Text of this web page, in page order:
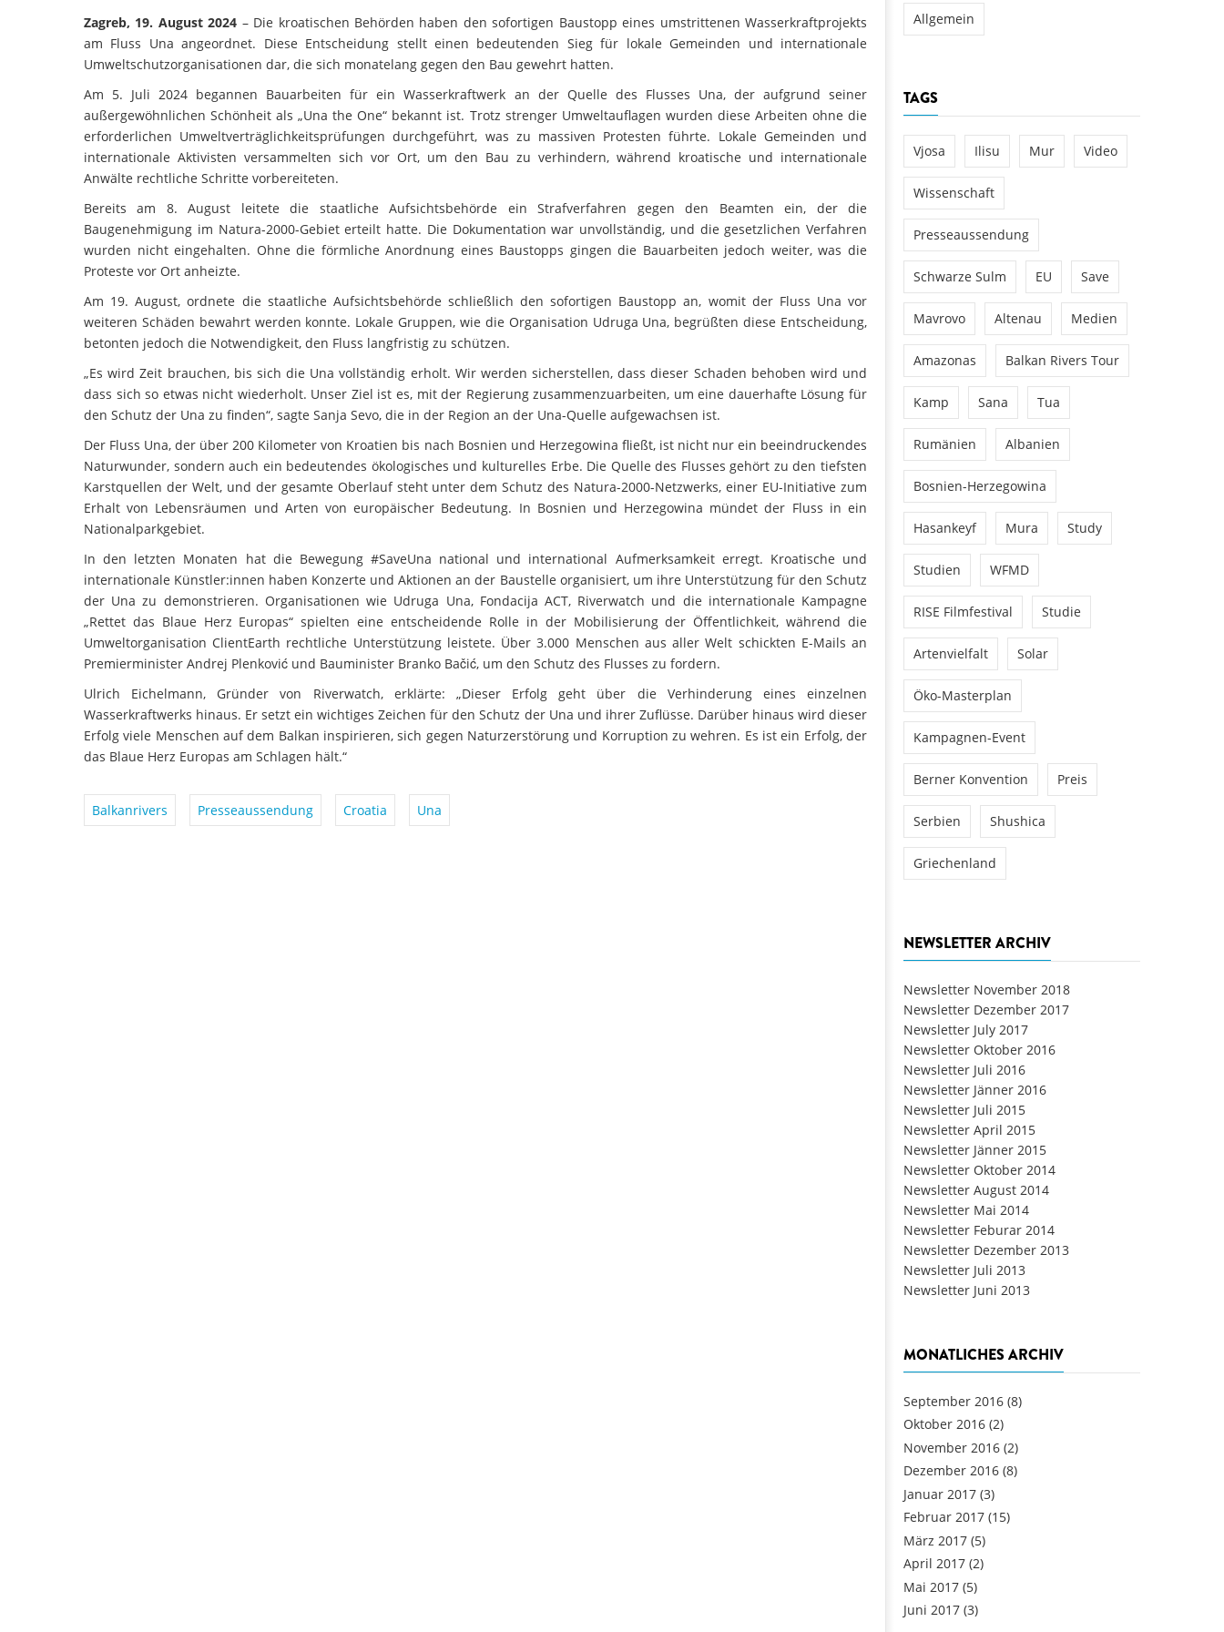
Zagreb, 19. August 2024 – Die kroatischen Behörden haben den sofortigen Baustopp eines umstrittenen Wasserkraftprojekts
am Fluss Una angeordnet. Diese Entscheidung stellt einen bedeutenden Sieg für lokale Gemeinden und internationale
Umweltschutzorganisationen dar, die sich monatelang gegen den Bau gewehrt hatten.
Am 5. Juli 2024 begannen Bauarbeiten für ein Wasserkraftwerk an der Quelle des Flusses Una, der aufgrund seiner
außergewöhnlichen Schönheit als „Una the One“ bekannt ist. Trotz strenger Umweltauflagen wurden diese Arbeiten ohne die
erforderlichen Umweltverträglichkeitsprüfungen durchgeführt, was zu massiven Protesten führte. Lokale Gemeinden und
internationale Aktivisten versammelten sich vor Ort, um den Bau zu verhindern, während kroatische und internationale
Anwälte rechtliche Schritte vorbereiteten.
Bereits am 8. August leitete die staatliche Aufsichtsbehörde ein Strafverfahren gegen den Beamten ein, der die
Baugenehmigung im Natura-2000-Gebiet erteilt hatte. Die Dokumentation war unvollständig, und die gesetzlichen Verfahren
wurden nicht eingehalten. Ohne die förmliche Anordnung eines Baustopps gingen die Bauarbeiten jedoch weiter, was die
Proteste vor Ort anheizte.
Am 19. August, ordnete die staatliche Aufsichtsbehörde schließlich den sofortigen Baustopp an, womit der Fluss Una vor
weiteren Schäden bewahrt werden konnte. Lokale Gruppen, wie die Organisation Udruga Una, begrüßten diese Entscheidung,
betonten jedoch die Notwendigkeit, den Fluss langfristig zu schützen.
„Es wird Zeit brauchen, bis sich die Una vollständig erholt. Wir werden sicherstellen, dass dieser Schaden behoben wird und
dass sich so etwas nicht wiederholt. Unser Ziel ist es, mit der Regierung zusammenzuarbeiten, um eine dauerhafte Lösung für
den Schutz der Una zu finden“, sagte Sanja Sevo, die in der Region an der Una-Quelle aufgewachsen ist.
Der Fluss Una, der über 200 Kilometer von Kroatien bis nach Bosnien und Herzegowina fließt, ist nicht nur ein beeindruckendes
Naturwunder, sondern auch ein bedeutendes ökologisches und kulturelles Erbe. Die Quelle des Flusses gehört zu den tiefsten
Karstquellen der Welt, und der gesamte Oberlauf steht unter dem Schutz des Natura-2000-Netzwerks, einer EU-Initiative zum
Erhalt von Lebensräumen und Arten von europäischer Bedeutung. In Bosnien und Herzegowina mündet der Fluss in ein
Nationalparkgebiet.
In den letzten Monaten hat die Bewegung #SaveUna national und international Aufmerksamkeit erregt. Kroatische und
internationale Künstler:innen haben Konzerte und Aktionen an der Baustelle organisiert, um ihre Unterstützung für den Schutz
der Una zu demonstrieren. Organisationen wie Udruga Una, Fondacija ACT, Riverwatch und die internationale Kampagne
„Rettet das Blaue Herz Europas“ spielten eine entscheidende Rolle in der Mobilisierung der Öffentlichkeit, während die
Umweltorganisation ClientEarth rechtliche Unterstützung leistete. Über 3.000 Menschen aus aller Welt schickten E-Mails an
Premierminister Andrej Plenković und Bauminister Branko Bačić, um den Schutz des Flusses zu fordern.
Ulrich Eichelmann, Gründer von Riverwatch, erklärte: „Dieser Erfolg geht über die Verhinderung eines einzelnen
Wasserkraftwerks hinaus. Er setzt ein wichtiges Zeichen für den Schutz der Una und ihrer Zuflüsse. Darüber hinaus wird dieser
Erfolg viele Menschen auf dem Balkan inspirieren, sich gegen Naturzerstörung und Korruption zu wehren. Es ist ein Erfolg, der
das Blaue Herz Europas am Schlagen hält.“
Balkanrivers Presseaussendung Croatia Una
Allgemein
TAGS
Vjosa Ilisu Mur Video
Wissenschaft
Presseaussendung
Schwarze Sulm EU Save
Mavrovo Altenau Medien
Amazonas Balkan Rivers Tour
Kamp Sana Tua
Rumänien Albanien
Bosnien-Herzegowina
Hasankeyf Mura Study
Studien WFMD
RISE Filmfestival Studie
Artenvielfalt Solar
Öko-Masterplan
Kampagnen-Event
Berner Konvention Preis
Serbien Shushica
Griechenland
NEWSLETTER ARCHIV
Newsletter November 2018
Newsletter Dezember 2017
Newsletter July 2017
Newsletter Oktober 2016
Newsletter Juli 2016
Newsletter Jänner 2016
Newsletter Juli 2015
Newsletter April 2015
Newsletter Jänner 2015
Newsletter Oktober 2014
Newsletter August 2014
Newsletter Mai 2014
Newsletter Feburar 2014
Newsletter Dezember 2013
Newsletter Juli 2013
Newsletter Juni 2013
MONATLICHES ARCHIV
September 2016 (8)
Oktober 2016 (2)
November 2016 (2)
Dezember 2016 (8)
Januar 2017 (3)
Februar 2017 (15)
März 2017 (5)
April 2017 (2)
Mai 2017 (5)
Juni 2017 (3)